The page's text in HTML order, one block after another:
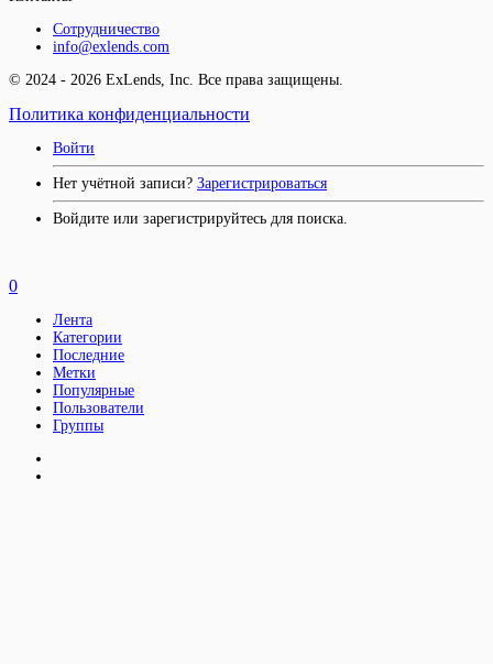
Сотрудничество
info@exlends.com
© 2024 - 2026 ExLends, Inc. Все права защищены.
Политика конфиденциальности
Войти
Нет учётной записи? Зарегистрироваться
Войдите или зарегистрируйтесь для поиска.
0
Лента
Категории
Последние
Метки
Популярные
Пользователи
Группы